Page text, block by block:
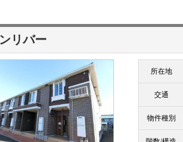
リバー
所在地
交通
物件種別